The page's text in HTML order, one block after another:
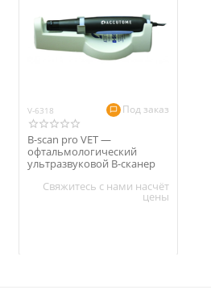
V-6318 Под заказ
B-scan pro VET —
офтальмологический
ультразвуковой B-сканер
Свяжитесь с нами насчёт
цены